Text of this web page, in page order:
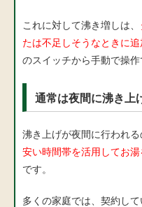
これに対して沸き増しは、
たは不足しそうなときに
のスイッチから手動で操作
通常は夜間に沸き上
沸き上げが夜間に行われる
安い時間帯を活用してお
です。
多くの家庭では、契約し